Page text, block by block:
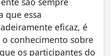
que essa
eficaz, é
conhecimento sobre
os participantes do